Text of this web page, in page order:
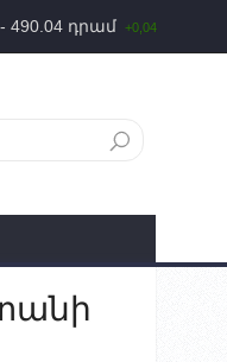
- 490.04 դրամ +0,04